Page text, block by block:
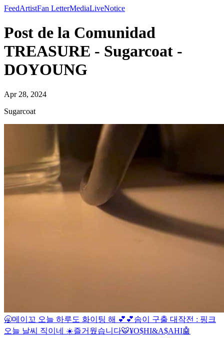
FeedArtistFan LetterMediaLiveNotice
Post de la Comunidad
TREASURE - Sugarcoat -
DOYOUNG
Apr 28, 2024
Sugarcoat
🥱메이꼬 오늘 하루도 화이팅 해 💕💕솜이 구출 대작전 : 핑크
오늘 날씨 직이네 ☀️즐거웠습니다🐯¥O$HI&A$AHI🤖